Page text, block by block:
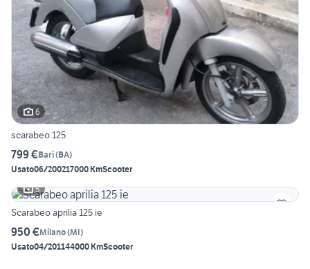
6
scarabeo 125
799 €Bari(BA)
Usato06/200217000 KmScooter
5
Scarabeo aprilia 125 ie
950 €Milano(MI)
Usato04/201144000 KmScooter